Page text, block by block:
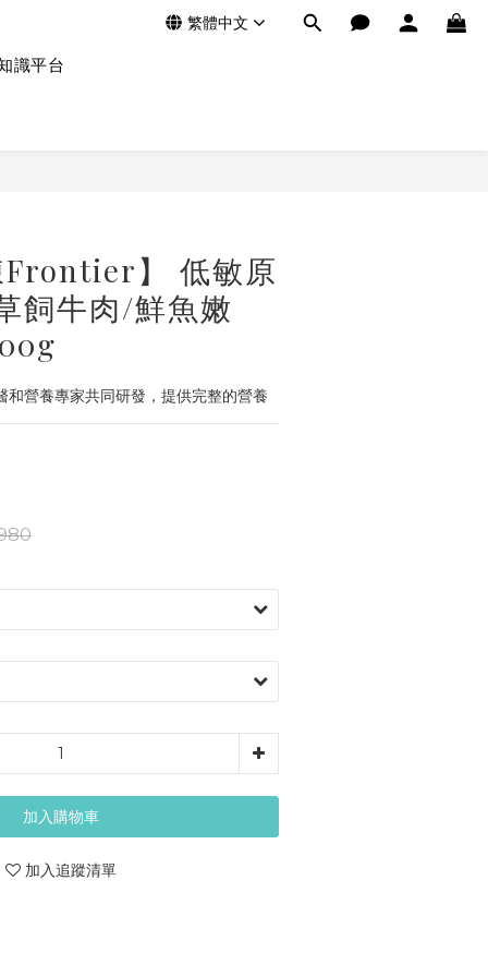
繁體中文
識平台
Frontier】 低敏原
飼牛肉/鮮魚嫩
營養專家共同研發，提供完整的營養
加入購物車
加入追蹤清單